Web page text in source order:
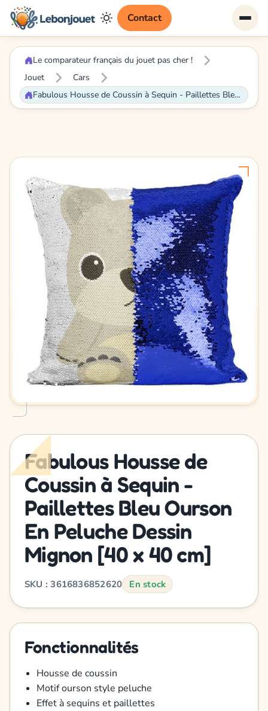
Contact
Le comparateur français du jouet pas cher !
Jouet
Cars
Fabulous Housse de Coussin à Sequin - Paillettes Bleu Ourson En Peluche Dessin Mignon [40 x 40 cm]
Fabulous Housse de
Coussin à Sequin -
Paillettes Bleu Ourson
En Peluche Dessin
Mignon [40 x 40 cm]
SKU : 3616836852620 En stock
Fonctionnalités
Housse de coussin
Motif ourson style peluche
Effet à sequins et paillettes